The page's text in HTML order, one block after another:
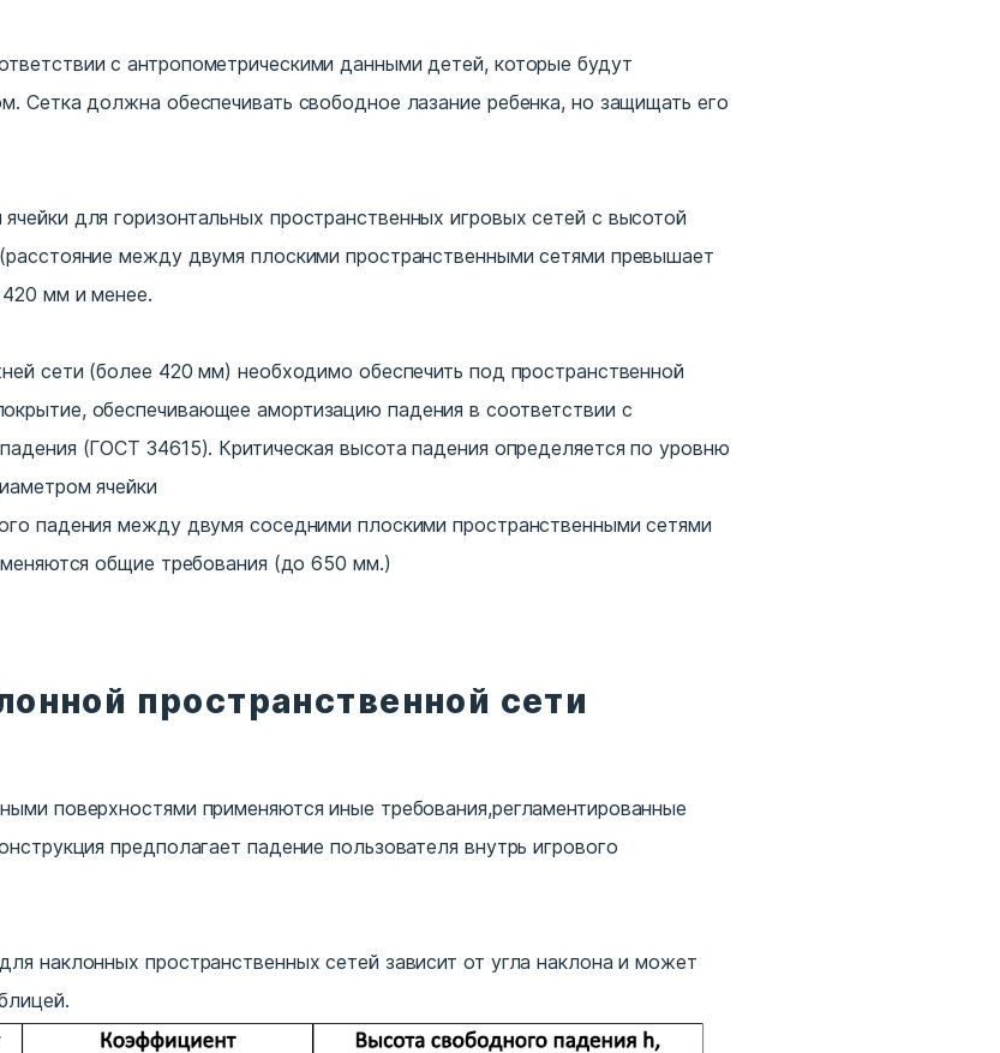
с антропометрическими данными детей, которые будут
Сетка должна обеспечивать свободное лазание ребенка, но защищать его
для горизонтальных пространственных игровых сетей с высотой
между двумя плоскими пространственными сетями превышает
мм и менее.
сети (более 420 мм) необходимо обеспечить под пространственной
обеспечивающее амортизацию падения в соответствии с
(ГОСТ 34615). Критическая высота падения определяется по уровню
ячейки
падения между двумя соседними плоскими пространственными сетями
общие требования (до 650 мм.)
пространственной сети
поверхностями применяются иные требования,регламентированные
предполагает падение пользователя внутрь игрового
наклонных пространственных сетей зависит от угла наклона и может